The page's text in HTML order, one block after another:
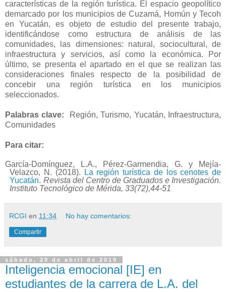
características de la región turística. El espacio geopolítico
demarcado por los municipios de Cuzamá, Homún y Tecoh
en Yucatán, es objeto de estudio del presente trabajo,
identificándose como estructura de análisis de las
comunidades, las dimensiones: natural, sociocultural, de
infraestructura y servicios, así como la económica. Por
último, se presenta el apartado en el que se realizan las
consideraciones finales respecto de la posibilidad de
concebir una región turística en los municipios
seleccionados.
Palabras clave:
Región, Turismo, Yucatán, Infraestructura,
Comunidades
Para citar:
García-Domínguez, L.A., Pérez-Garmendia, G. y Mejía-
Velazco, N. (2018).
La región turística de los cenotes de
Yucatán. Revista del Centro de Graduados e Investigación.
Instituto Tecnológico de Mérida, 33(72),44-51
RCGI en 11:34 No hay comentarios:
Compartir
sábado, 20 de abril de 2019
Inteligencia emocional [IE] en
estudiantes de la carrera de L.A. del